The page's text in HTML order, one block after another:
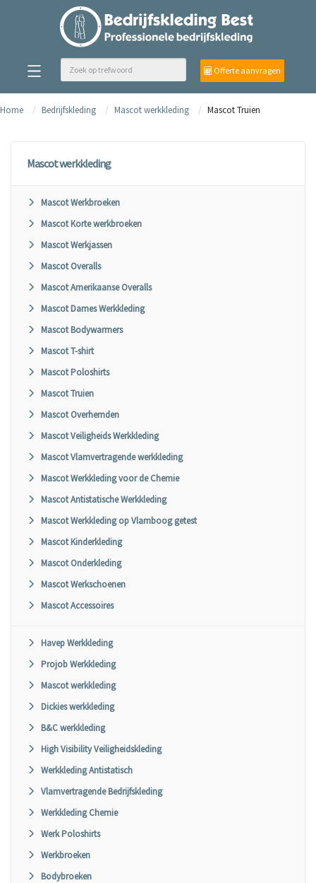
Offerte aanvragen
Home Bedrijfskleding Mascot werkkleding Mascot Truien
Mascot werkkleding
Mascot Werkbroeken
Mascot Korte werkbroeken
Mascot Werkjassen
Mascot Overalls
Mascot Amerikaanse Overalls
Mascot Dames Werkkleding
Mascot Bodywarmers
Mascot T-shirt
Mascot Poloshirts
Mascot Truien
Mascot Overhemden
Mascot Veiligheids Werkkleding
Mascot Vlamvertragende werkkleding
Mascot Werkkleding voor de Chemie
Mascot Antistatische Werkkleding
Mascot Werkkleding op Vlamboog getest
Mascot Kinderkleding
Mascot Onderkleding
Mascot Werkschoenen
Mascot Accessoires
Havep Werkkleding
Projob Werkkleding
Mascot werkkleding
Dickies werkkleding
B&C werkkleding
High Visibility Veiligheidskleding
Werkkleding Antistatisch
Vlamvertragende Bedrijfskleding
Werkkleding Chemie
Werk Poloshirts
Werkbroeken
Bodybroeken